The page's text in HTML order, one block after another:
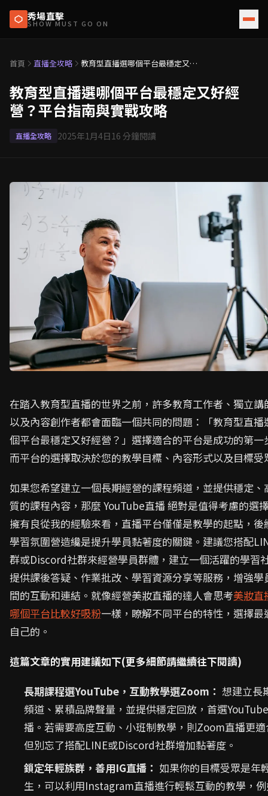
秀場直擊
SHOW MUST GO ON
首頁 直播全攻略
教育型直播選哪個平台最穩定又好
教育型直播選哪個平台最穩定又好經
營？平台指南與實戰攻略
直播全攻略 2025年1月4日16 分鐘閱讀
在踏入教育型直播的世界之前，許多教育工作者、獨立講
以及內容創作者都會面臨一個共同的問題：「教育型直播
個平台最穩定又好經營？」選擇適合的平台是成功的第一
而平台的選擇取決於您的教學目標、內容形式以及目標受
如果您希望建立一個長期經營的課程頻道，並提供穩定、
質的課程內容，那麼 YouTube直播 絕對是值得考慮的選
擁有良從我的經驗來看，直播平台僅僅是教學的起點，後
學習氛圍營造纔是提升學員黏著度的關鍵。建議您搭配
群或Discord社群來經營學員群體，建立一個活躍的學習
提供課後答疑、作業批改、學習資源分享等服務，增強學
間的互動和連結。就像經營美妝直播的達人會思考美妝直
哪個平台比較好吸粉一樣，瞭解不同平台的特性，選擇最
自己的。
這篇文章的實用建議如下(更多細節請繼續往下閱讀)
長期課程選YouTube，互動教學選Zoom： 想建立長
頻道、累積品牌聲量，並提供穩定回放，首選
播。若需要高度互動、小班制教學，則Zoom直播更
但別忘了搭配LINE或Discord社群增加黏著度。
鎖定年輕族群，善用IG直播： 如果你的目標受眾是年
生，可以利用Instagram直播進行輕鬆互動的教學，